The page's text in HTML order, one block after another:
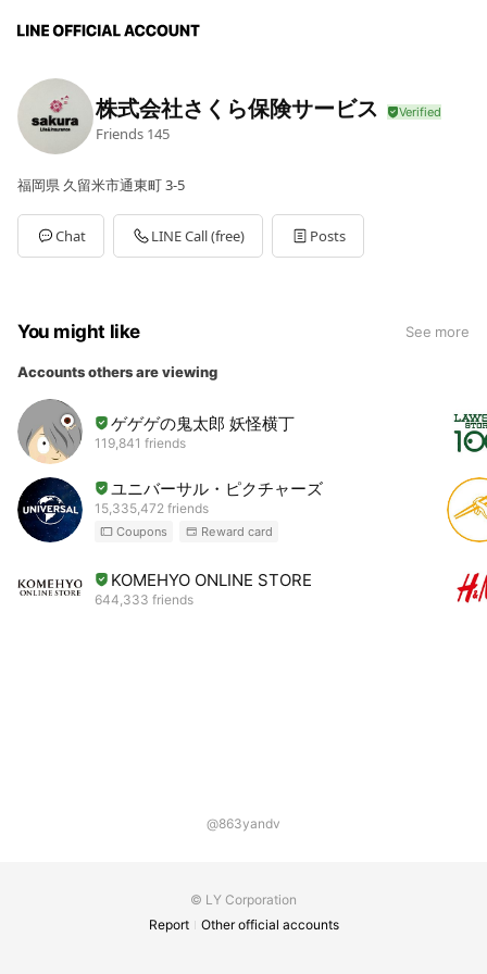
株式会社さくら保険サービス
Friends 145
福岡県 久留米市通東町 3-5
Chat LINE Call (free) Posts
You might like See more
Accounts others are viewing
ゲゲゲの鬼太郎 妖怪横丁
119,841 friends
ユニバーサル・ピクチャーズ
15,335,472 friends
Coupons Reward card
KOMEHYO ONLINE STORE
644,333 friends
@863yandv
© LY Corporation
Report
Other official accounts